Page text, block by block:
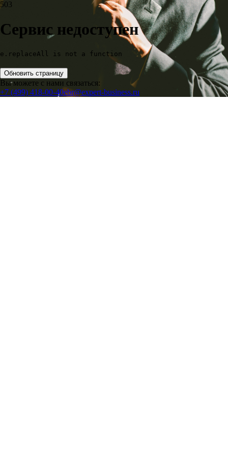
503
Сервис недоступен
e.replaceAll is not a function
Обновить страницу
Вы можете с нами связаться:
+7 (499) 418-00-40ebr@expert-business.ru